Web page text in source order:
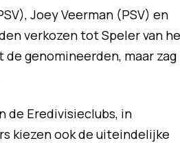
Joey Veerman (PSV) en
verkozen tot Speler van
genomineerden, maar zag
de Eredivisieclubs, in
kiezen ook de uiteindelijke